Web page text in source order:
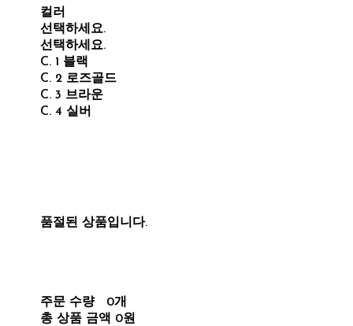
컬러
선택하세요.
선택하세요.
C. 1 블랙
C. 2 로즈골드
C. 3 브라운
C. 4 실버
품절된 상품입니다.
주문 수량
0개
총 상품 금액 0원